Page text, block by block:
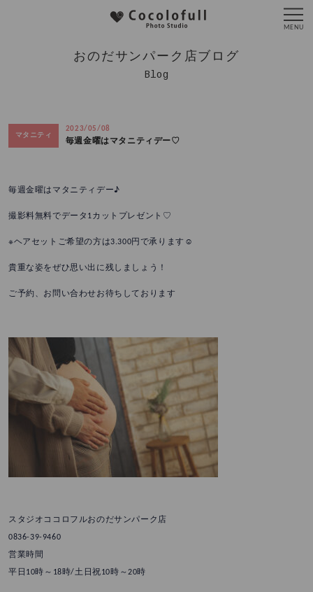
おのだサンパーク店ブログ
Blog
マタニティ
2023/05/08
毎週金曜はマタニティデー♡
毎週金曜はマタニティデー♪
撮影料無料でデータ1カットプレゼント♡
※ヘアセットご希望の方は3.300円で承ります☺
貴重な姿をぜひ思い出に残しましょう！
ご予約、お問い合わせお待ちしております
スタジオココロフルおのだサンパーク店
0836-39-9460
営業時間
平日10時～18時/土日祝10時～20時